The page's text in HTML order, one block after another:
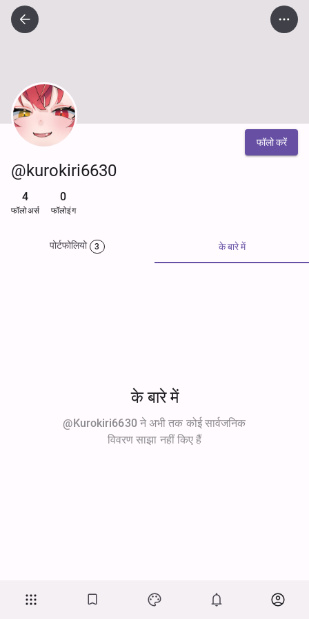
फॉलो करें
@kurokiri6630
4
फॉलोअर्स
0
फॉलोइंग
पोर्टफोलियो 3 के बारे में
के बारे में
@kurokiri6630 ने अभी तक कोई सार्वजनिक
विवरण साझा नहीं किए हैं